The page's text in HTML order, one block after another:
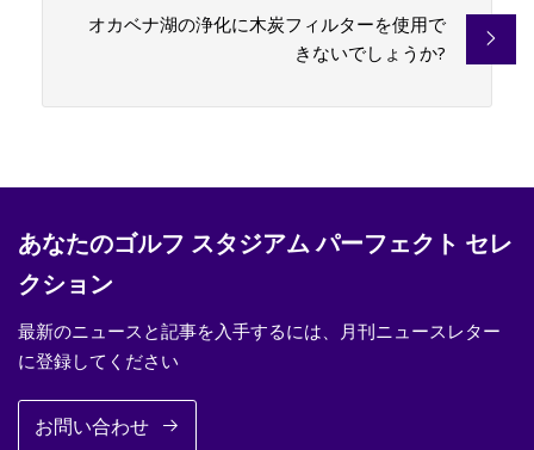
オカベナ湖の浄化に木炭フィルターを使用で
きないでしょうか?
あなたのゴルフ スタジアム パーフェクト セレ
クション
最新のニュースと記事を入手するには、月刊ニュースレター
に登録してください
お問い合わせ